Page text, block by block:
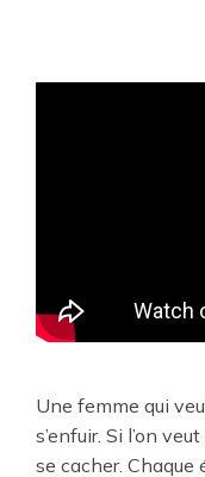
Une femme qui
s’enfuir. Si l’on
se cacher. Chaque